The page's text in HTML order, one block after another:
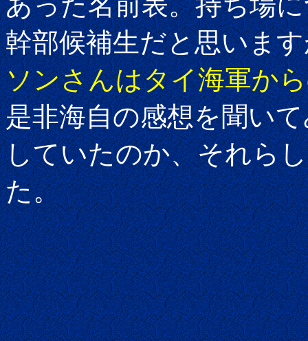
幹部候補生だと思いま
ソンさんはタイ海軍か
是非海自の感想を聞い
していたのか、それら
た。